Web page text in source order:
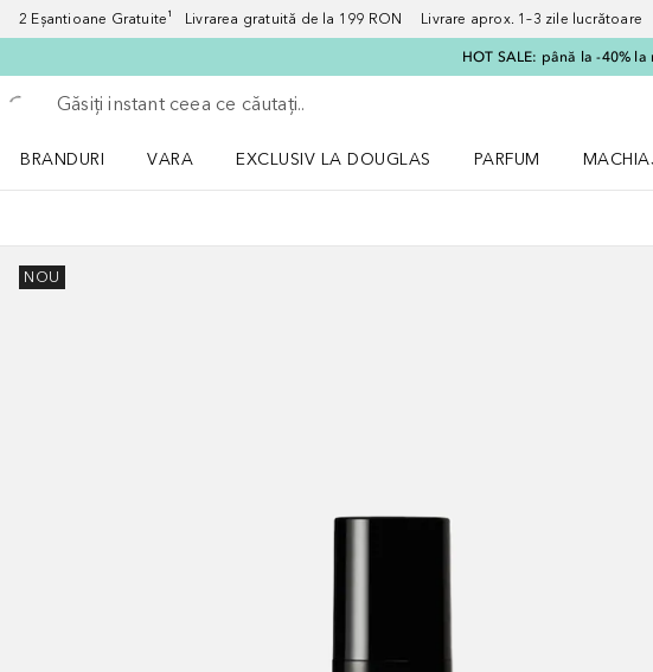
2 Eșantioane Gratuite¹ Livrarea gratuită de la 199 RON Livrare aprox. 1–3 zile lucrătoare
HOT SALE: până la -40%
Înapoi
Executați căutarea
BRANDURI
VARA
EXCLUSIV LA DOUGLAS
PARFUM
NOU